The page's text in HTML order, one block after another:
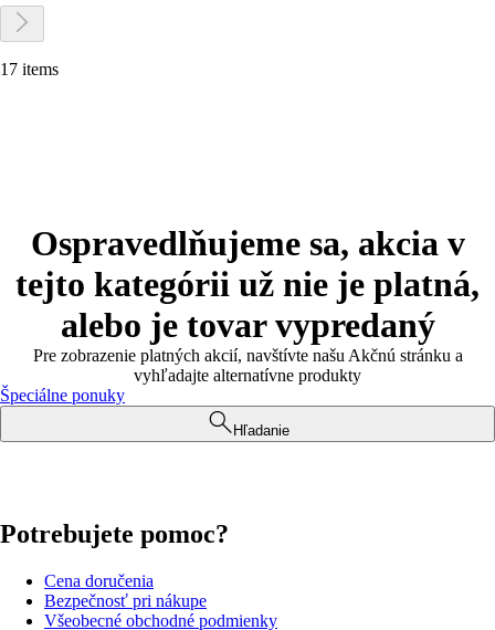
17 items
Ospravedlňujeme sa, akcia v
tejto kategórii už nie je platná,
alebo je tovar vypredaný
Pre zobrazenie platných akcií, navštívte našu Akčnú stránku a
vyhľadajte alternatívne produkty
Špeciálne ponuky
Hľadanie
Potrebujete pomoc?
Cena doručenia
Bezpečnosť pri nákupe
Všeobecné obchodné podmienky